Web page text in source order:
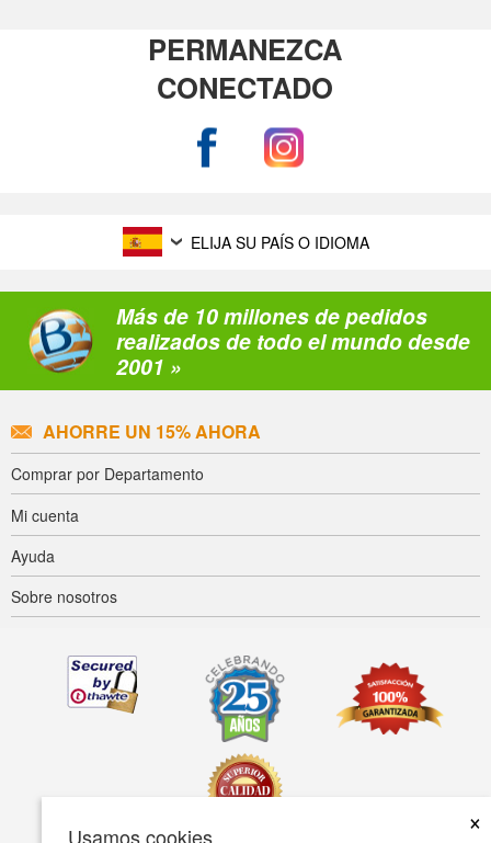
Usamos cookies
×
PERMANEZCA
CONECTADO
ELIJA SU PAÍS O IDIOMA
Más de 10 millones de pedidos
realizados de todo el mundo desde
2001 »
AHORRE UN 15% AHORA
Comprar por Departamento
Mi cuenta
Ayuda
Sobre nosotros